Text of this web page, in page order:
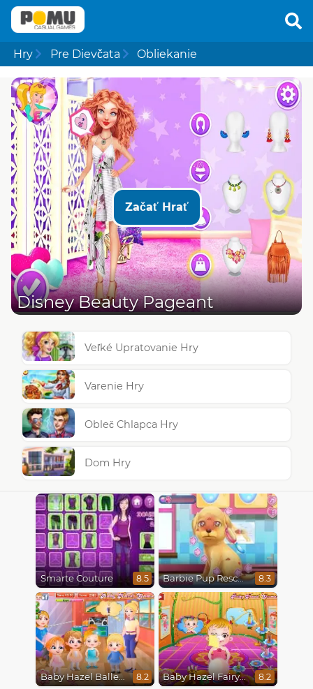
Hry Pre Dievčata Obliekanie
Začať Hrať
Disney Beauty Pageant
Veľké Upratovanie Hry
Varenie Hry
Obleč Chlapca Hry
Dom Hry
Smarte Couture 8.5 Barbie Pup Rescue 8.3
Baby Hazel Ballerina Dance 8.2 Baby Hazel Fairyland Ballet 8.2